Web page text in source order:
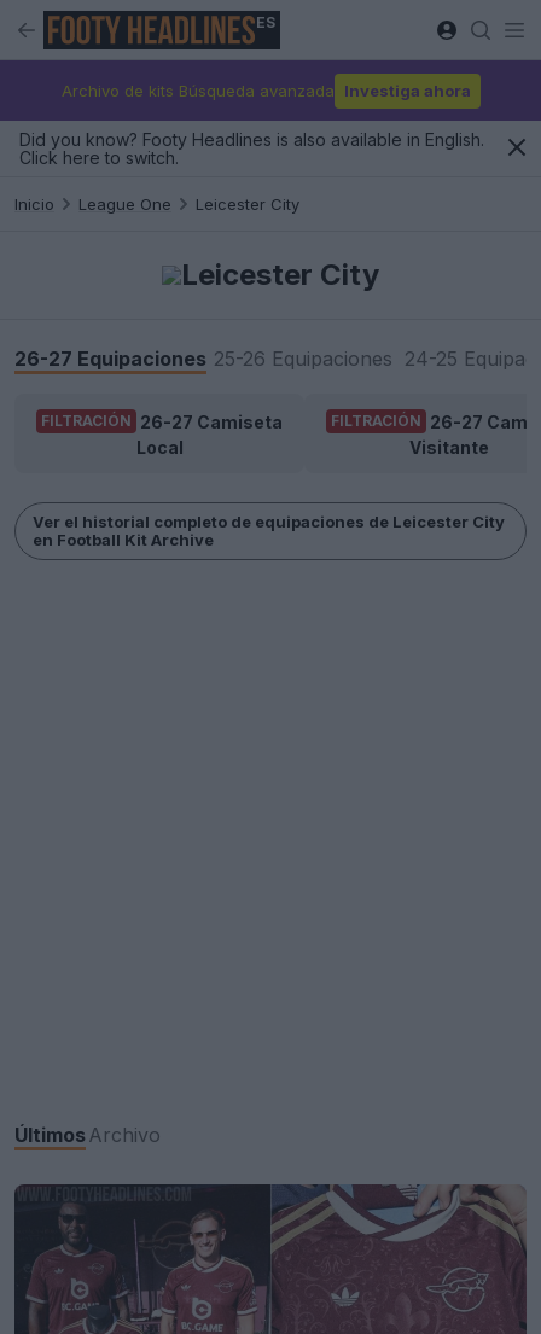
ES
Archivo de kits Búsqueda avanzada Investiga ahora
Did you know? Footy Headlines is also available in English.
Click here to switch.
Inicio League One Leicester City
Leicester City
26-27 Equipaciones 25-26 Equipaciones 24-25
FILTRACIÓN 26-27 Camiseta
Local
FILTRACIÓN 26-27
Visitante
Ver el historial completo de equipaciones de Leicester City
en Football Kit Archive
Últimos Archivo